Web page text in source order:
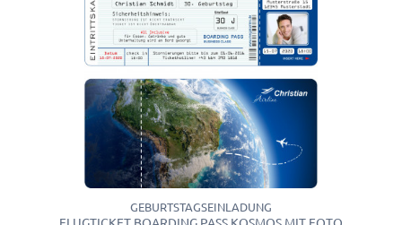
GEBURTSTAGSEINLADUNG